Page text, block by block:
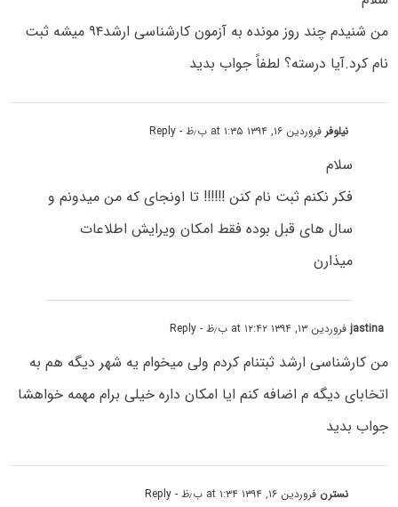
من شنیدم چند روز مونده به آزمون کارشناسی ارشد۹۴ میشه ثبت
نام کرد.آیا درسته؟ لطفاً جواب بدید
نیلوفرفروردین ۱۶, ۱۳۹۴ at ۱:۳۵ ب٫ظ - Reply
سلام
فکر نکنم ثبت نام کنن !!!!!! تا اونجای که من میدونم و
سال های قبل بوده فقط امکان ویرایش اطلاعات
میذارن
jastinaفروردین ۱۳, ۱۳۹۴ at ۱۲:۴۲ ب٫ظ - Reply
من کارشناسی ارشد ثبتنام کردم ولی میخوام یه شهر دیگه هم به
اتخابای دیگه م اضافه کنم ایا امکان داره خیلی برام مهمه خواهشا
جواب بدید
نسترن فروردین ۱۶, ۱۳۹۴ at ۱:۳۴ ب٫ظ - Reply